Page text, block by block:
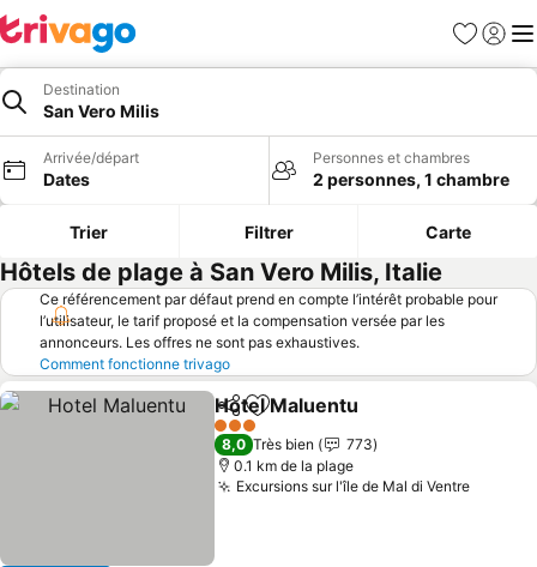
Favoris
Se
Destination
San Vero Milis
Arrivée/départ
Dates
Personnes et chambres
2 personnes, 1 chambre
Trier Filtrer Carte
Hôtels de plage à San Vero Milis, Italie
Ce référencement par défaut prend en compte l’intérêt probable pour
l’utilisateur, le tarif proposé et la compensation versée par les
annonceurs. Les offres ne sont pas exhaustives.
Comment fonctionne trivago
PartagerAjouter à mes favoris
Hotel Maluentu
3 Étoiles
8,0 Très bien
773
0.1 km de la plage
Excursions sur l'île de Mal di Ventre